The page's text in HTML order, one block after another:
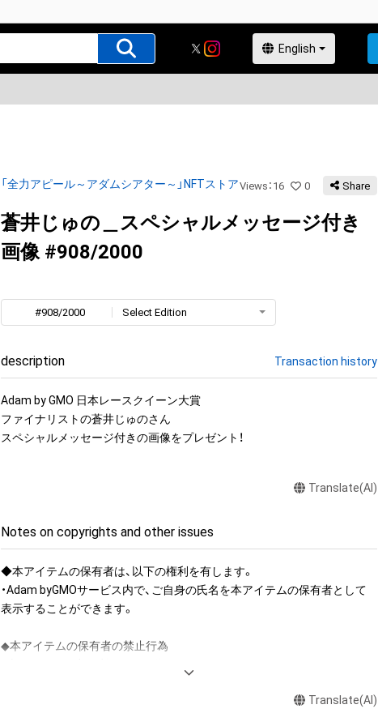
「全力アピール～アダムシアター～」NFTストアViews ： 16 0 Share
蒼井じゅの＿スペシャルメッセージ付き
画像 #908/2000
#908/2000 Select Edition
description Transaction history
Adam by GMO 日本レースクイーン大賞
ファイナリストの蒼井じゅのさん
スペシャルメッセージ付きの画像をプレゼント！
Translate(AI)
Notes on copyrights and other issues
◆本アイテムの保有者は、以下の権利を有します。
・Adam byGMOサービス内で、ご自身の氏名を本アイテムの保有者として
表示することができます。
◆本アイテムの保有者の禁止行為
Translate(AI)